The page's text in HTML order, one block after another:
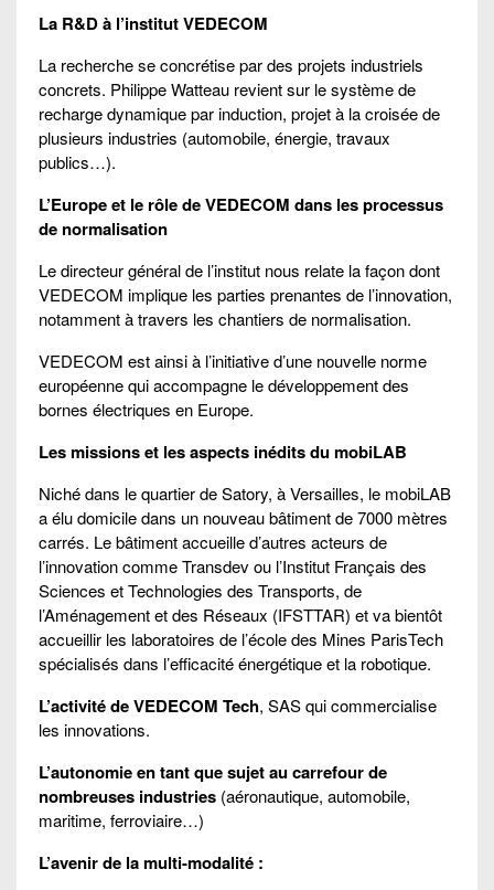
La R&D à l’institut VEDECOM
La recherche se concrétise par des projets industriels
concrets. Philippe Watteau revient sur le système de
recharge dynamique par induction, projet à la croisée de
plusieurs industries (automobile, énergie, travaux
publics…).
L’Europe et le rôle de VEDECOM dans les processus
de normalisation
Le directeur général de l’institut nous relate la façon dont
VEDECOM implique les parties prenantes de l’innovation,
notamment à travers les chantiers de normalisation.
VEDECOM est ainsi à l’initiative d’une nouvelle norme
européenne qui accompagne le développement des
bornes électriques en Europe.
Les missions et les aspects inédits du mobiLAB
Niché dans le quartier de Satory, à Versailles, le mobiLAB
a élu domicile dans un nouveau bâtiment de 7000 mètres
carrés. Le bâtiment accueille d’autres acteurs de
l’innovation comme Transdev ou l’Institut Français des
Sciences et Technologies des Transports, de
l’Aménagement et des Réseaux (IFSTTAR) et va bientôt
accueillir les laboratoires de l’école des Mines ParisTech
spécialisés dans l’efficacité énergétique et la robotique.
L’activité de VEDECOM Tech, SAS qui commercialise
les innovations.
L’autonomie en tant que sujet au carrefour de
nombreuses industries (aéronautique, automobile,
maritime, ferroviaire…)
L’avenir de la multi-modalité :